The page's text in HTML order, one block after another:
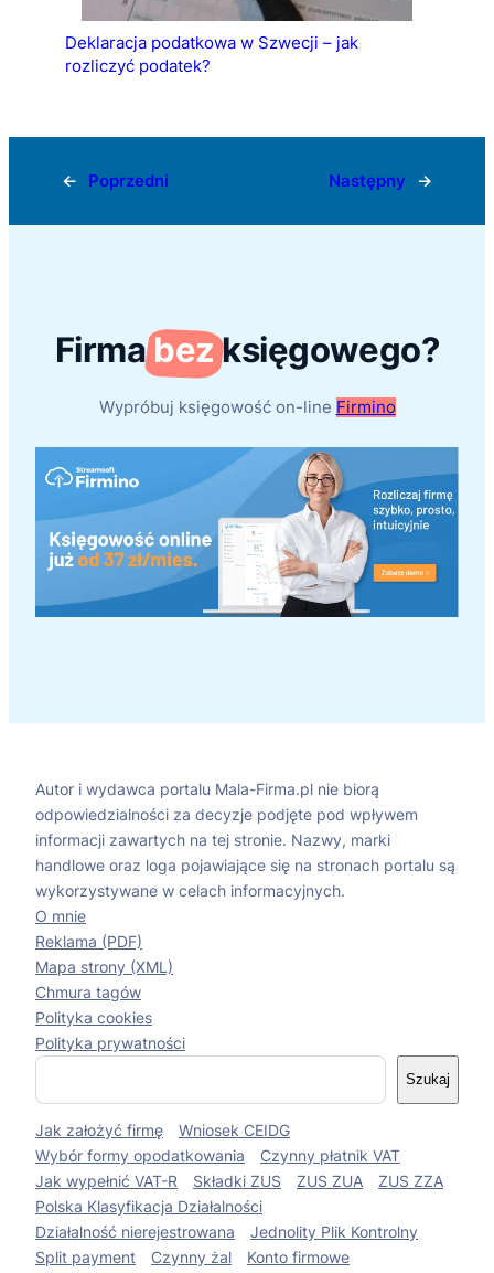
Deklaracja podatkowa w Szwecji – jak
rozliczyć podatek?
← Poprzedni Następny →
Firmabezksięgowego?
Wypróbuj księgowość on-line Firmino
Autor i wydawca portalu Mala-Firma.pl nie biorą
odpowiedzialności za decyzje podjęte pod wpływem
informacji zawartych na tej stronie. Nazwy, marki
handlowe oraz loga pojawiające się na stronach portalu są
wykorzystywane w celach informacyjnych.
O mnie
Reklama (PDF)
Mapa strony (XML)
Chmura tagów
Polityka cookies
Polityka prywatności
S
k
a
Szukaj
Jak założyć firmę
Wniosek CEIDG
Wybór formy opodatkowania
Czynny płatnik VAT
Jak wypełnić VAT-R
Składki ZUS ZUS ZUA
ZUS ZZA
Polska Klasyfikacja Działalności
Działalność nierejestrowana
Jednolity Plik Kontrolny
Split payment
Czynny żal
Konto firmowe